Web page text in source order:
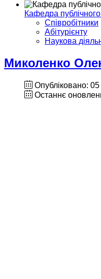
Кафедра
Співробітники
Абітурієнту
Наукова
Миколенко
Опубліковано:
Останнє